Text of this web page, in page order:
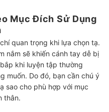
Mục Đích Sử Dụng
quan trọng khi lựa chọn tạ.
nắm sẽ khiến cánh tay dễ bị
khi luyện tập thường
muốn. Do đó, bạn cần chú ý
sao cho phù hợp với mục
thân.